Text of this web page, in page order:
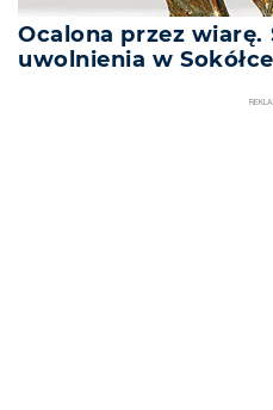
Ocalona przez
uwolnienia w Sokółce